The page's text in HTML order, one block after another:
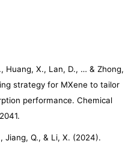
Huang, X., Lan, D., … & Zhong,
strategy for MXene to tailor
performance. Chemical
Jiang, Q., & Li, X. (2024).